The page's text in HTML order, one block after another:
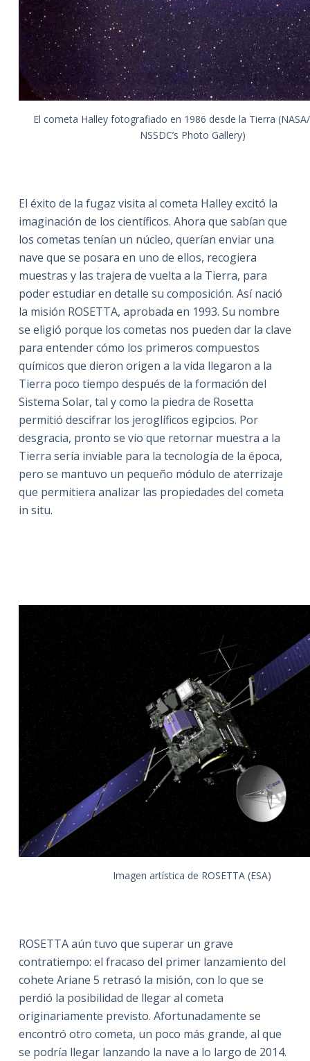
El cometa Halley fotografiado en 1986 desde la Tierra
NSSDC’s Photo Gallery)
El éxito de la fugaz visita al cometa Halley excitó la
imaginación de los científicos. Ahora que sabían que
los cometas tenían un núcleo, querían enviar una
nave que se posara en uno de ellos, recogiera
muestras y las trajera de vuelta a la Tierra, para
poder estudiar en detalle su composición. Así nació
la misión ROSETTA, aprobada en 1993. Su nombre
se eligió porque los cometas nos pueden dar la clave
para entender cómo los primeros compuestos
químicos que dieron origen a la vida llegaron a la
Tierra poco tiempo después de la formación del
Sistema Solar, tal y como la piedra de Rosetta
permitió descifrar los jeroglíficos egipcios. Por
desgracia, pronto se vio que retornar muestra a la
Tierra sería inviable para la tecnología de la época,
pero se mantuvo un pequeño módulo de aterrizaje
que permitiera analizar las propiedades del cometa
in situ.
Imagen artística de ROSETTA (ESA)
ROSETTA aún tuvo que superar un grave
contratiempo: el fracaso del primer lanzamiento del
cohete Ariane 5 retrasó la misión, con lo que se
perdió la posibilidad de llegar al cometa
originariamente previsto. Afortunadamente se
encontró otro cometa, un poco más grande, al que
se podría llegar lanzando la nave a lo largo de 2014.